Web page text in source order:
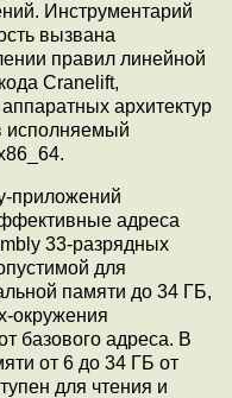
Инструментарий
вызвана
правил линейной
Cranelift,
архитектур
исполняемый
приложений
адреса
33-разрядных
для
памяти до 34 ГБ,
окружения
базового адреса. В
от 6 до 34 ГБ от
для чтения и